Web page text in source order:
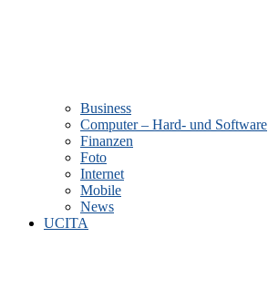
Business
Computer – Hard- und Software
Finanzen
Foto
Internet
Mobile
News
UCITA